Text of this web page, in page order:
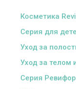
Косметика
Серия для
Уход за
Уход за телом
Серия